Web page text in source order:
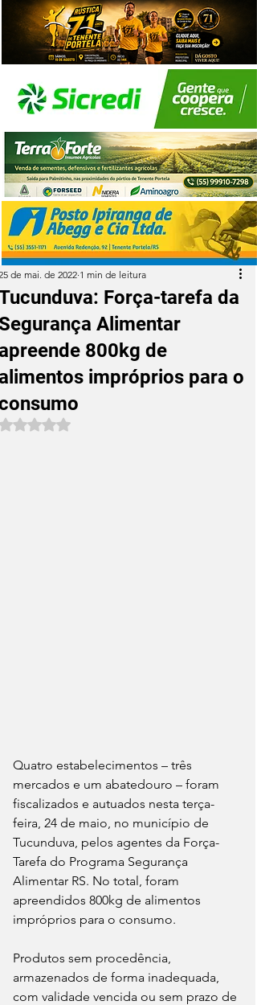
Força-tarefa da
Alimentar
800kg de
impróprios para o
de mai. de 2022 1 min de leitura
Avaliado com NaN de 5 estrelas.
Quatro estabelecimentos – três
mercados e um abatedouro – foram
fiscalizados e autuados nesta terça-
feira, 24 de maio, no município de
Tucunduva, pelos agentes da Força-
Tarefa do Programa Segurança
Alimentar RS. No total, foram
apreendidos 800kg de alimentos
impróprios para o consumo.
Produtos sem procedência,
armazenados de forma inadequada,
com validade vencida ou sem prazo de